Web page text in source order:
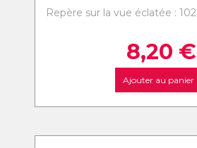
Repère sur la vue éclatée : 102
8,20 €
Ajouter au panier